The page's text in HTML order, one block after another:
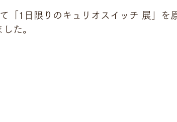
「1日限りのキュリオスイッチ 展」を
た。